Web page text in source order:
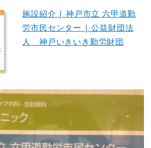
施設紹介 | 神戸市立 六甲道勤
労市民センター | 公益財団法
人 神戸いきいき勤労財団